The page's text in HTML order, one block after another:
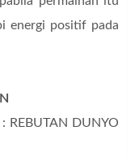
energi positif pada
DUNYO